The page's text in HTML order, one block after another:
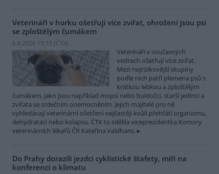
Veterináři v horku ošetřují více zvířat, ohrožení jsou psi
se zploštělým čumákem
6.8.2026 15:15 (ČTK)
Veterináři v současných
vedrech ošetřují více zvířat.
Mezi nejrizikovější skupiny
podle nich patří plemena psů s
krátkou lebkou a zploštělým
čumákem, jako jsou například mopsi nebo buldočci, starší jedinci a
zvířata se srdečním onemocněním. Jejich majitelé pro ně
vyhledávají veterinární ošetření nejčastěji kvůli přehřátí organismu,
dehydrataci nebo kolapsu. ČTK to sdělila viceprezidentka Komory
veterinárních lékařů ČR Kateřina Valdhans.
Do Prahy dorazili jezdci cyklistické štafety, míří na
konferenci o klimatu